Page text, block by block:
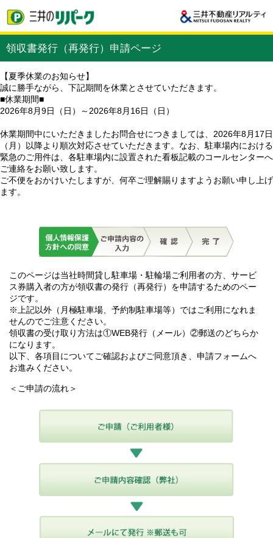
領収書発行（再発行）申請ページ
【夏季休業のお知らせ】
誠に勝手ながら、下記期間を休業とさせていただきます。
■休業期間■
2026年8月9日（日）～2026年8月16日（日）
休業期間中にいただきましたお問合せにつきましては、2026年8月17日
（月）以降より順次対応させていただきます。なお、駐車場内における
緊急のご用件は、各駐車場内に設置された看板記載のコールセンターへ
ご連絡をお願い致します。
ご不便をおかけいたしますが、何卒ご理解賜りますようお願い申し上げ
ます。
このページは当社時間貸し駐車場・駐輪場ご利用者の方、サービ
ス券購入者の方が領収書の発行（再発行）を申請するためのペー
ジです。
※上記以外（月極駐車場、予約制駐車場等）ではご利用になれま
せんのでご注意ください。
領収書の受け取り方法は①WEB発行（メール）②郵送のどちらか
になります。
以下、各項目についてご確認およびご同意頂き、申請フォームへ
お進みください。
＜ご申請の流れ＞